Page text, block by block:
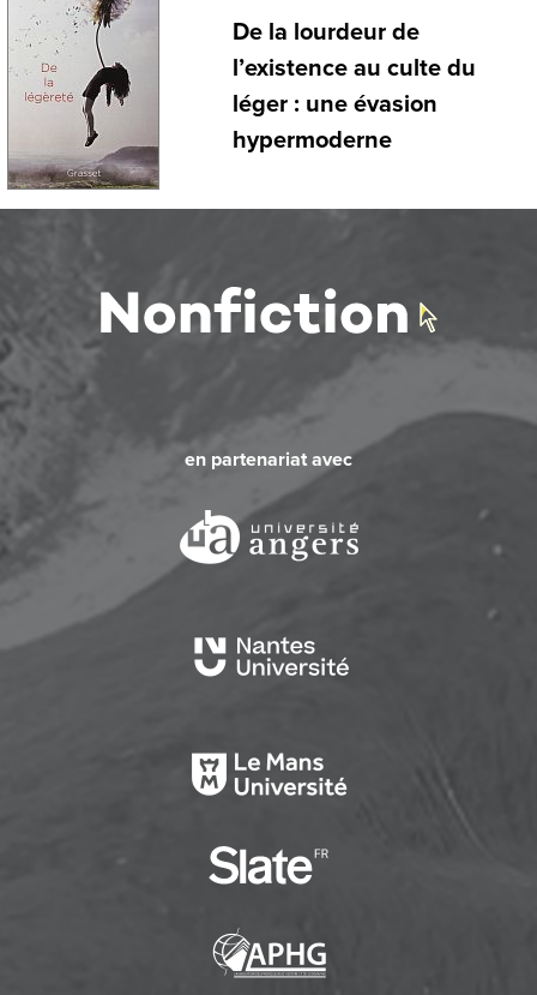
De la lourdeur de
l’existence au culte du
léger : une évasion
hypermoderne
en partenariat avec